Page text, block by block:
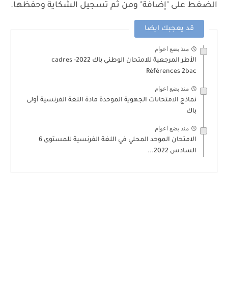
الضغط على "إضافة" ومن ثم تسجيل الشكاية وحفظها.
قد يعجبك ايضا
منذ بضع اعوام
الأطر المرجعية للامتحان الوطني باك 2022- cadres
Références 2bac
منذ بضع اعوام
نماذج الامتحانات الجهوية الموحدة مادة اللغة الفرنسية أولى
باك
منذ بضع اعوام
الامتحان الموحد المحلي في اللغة الفرنسية للمستوى 6
السادس 2022...